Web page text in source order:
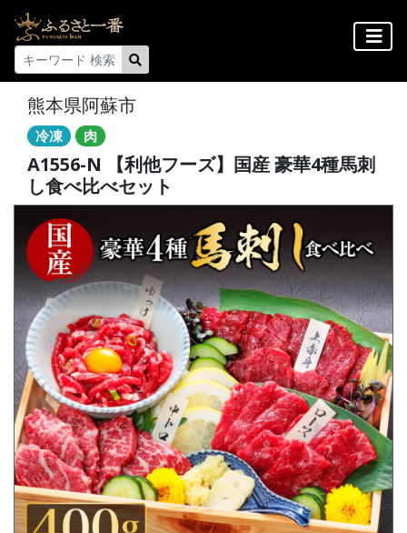
熊本県阿蘇市
冷凍 肉
A1556-N 【利他フーズ】国産 豪華4種馬刺
し食べ比べセット